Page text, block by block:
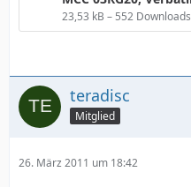
23,53 kB – 552 Downloads
teradisc
Mitglied
26. März 2011 um 18:42